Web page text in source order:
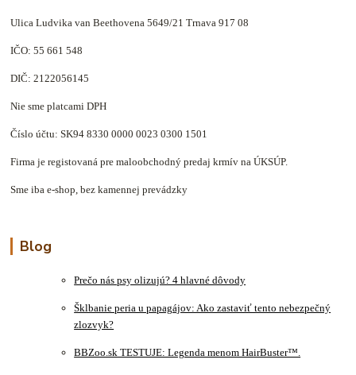
Ulica Ludvika van Beethovena 5649/21 Trnava 917 08
IČO: 55 661 548
DIČ: 2122056145
Nie sme platcami DPH
Číslo účtu: SK94 8330 0000 0023 0300 1501
Firma je registovaná pre maloobchodný predaj krmív na ÚKSÚP.
Sme iba e-shop, bez kamennej prevádzky
Blog
Prečo nás psy olizujú? 4 hlavné dôvody
Šklbanie peria u papagájov: Ako zastaviť tento nebezpečný
zlozvyk?
BBZoo.sk TESTUJE: Legenda menom HairBuster™.